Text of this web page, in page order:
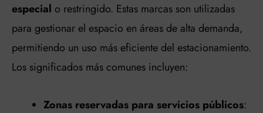
especial o restringido. Estas marcas son utilizadas
para gestionar el espacio en áreas de alta demanda,
permitiendo un uso más eficiente del estacionamiento.
Los significados más comunes incluyen:
Zonas reservadas para servicios públicos: